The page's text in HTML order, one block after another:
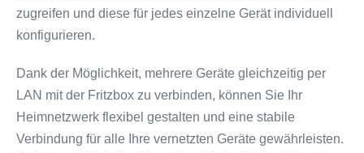
zugreifen und diese für jedes einzelne Gerät individuell
konfigurieren.
Dank der Möglichkeit, mehrere Geräte gleichzeitig per
LAN mit der Fritzbox zu verbinden, können Sie Ihr
Heimnetzwerk flexibel gestalten und eine stabile
Verbindung für alle Ihre vernetzten Geräte gewährleisten.